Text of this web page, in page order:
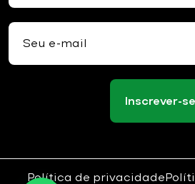
Inscrever-se
Política de privacidade